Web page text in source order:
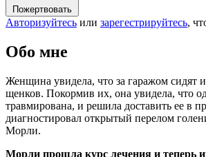
Пожертвовать
Авторизуйтесь или зарегестрируйтесь,
Обо мне
Женщина увидела, что за гаражом сидят и
щенков. Покормив их, она увидела, что
травмирована, и решила доставить ее в
диагностировал открытый перелом
Морли.
Морли прошла курс лечения и теперь